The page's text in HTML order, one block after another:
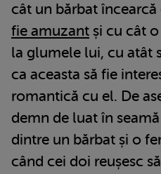
cât un bărbat
fie amuzant și cu cât
la glumele lui, cu atât
ca aceasta să fie
romantică cu el. De
demn de luat în
dintre un bărbat și o
când cei doi reușesc